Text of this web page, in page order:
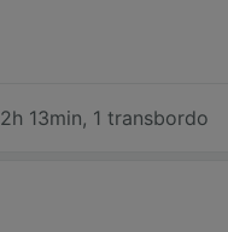
2h 13min, 1 transbordo